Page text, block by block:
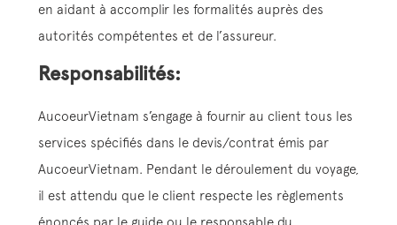
en aidant à accomplir les formalités auprès des
autorités compétentes et de l’assureur.
Responsabilités:
AucoeurVietnam s’engage à fournir au client tous les
services spécifiés dans le devis/contrat émis par
AucoeurVietnam. Pendant le déroulement du voyage,
il est attendu que le client respecte les règlements
énoncés par le guide ou le responsable du